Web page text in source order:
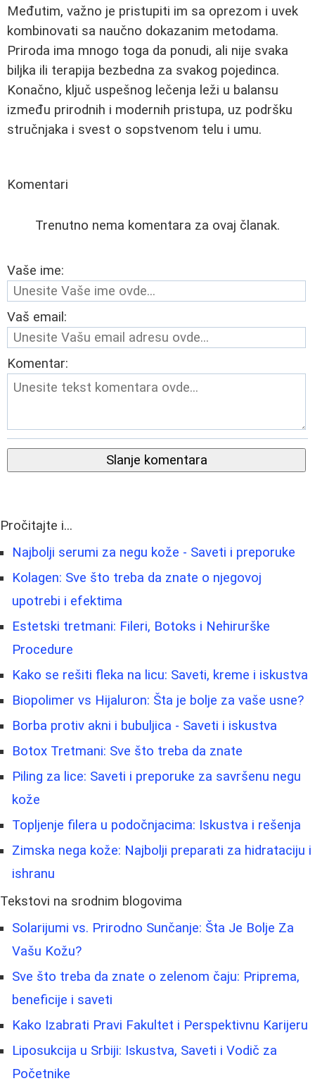
Međutim, važno je pristupiti im sa oprezom i uvek
kombinovati sa naučno dokazanim metodama.
Priroda ima mnogo toga da ponudi, ali nije svaka
biljka ili terapija bezbedna za svakog pojedinca.
Konačno, ključ uspešnog lečenja leži u balansu
između prirodnih i modernih pristupa, uz podršku
stručnjaka i svest o sopstvenom telu i umu.
Komentari
Trenutno nema komentara za ovaj članak.
Vaše ime:
Vaš email:
Komentar:
Slanje komentara
Pročitajte i...
Najbolji serumi za negu kože - Saveti i preporuke
Kolagen: Sve što treba da znate o njegovoj
upotrebi i efektima
Estetski tretmani: Fileri, Botoks i Nehirurške
Procedure
Kako se rešiti fleka na licu: Saveti, kreme i iskustva
Biopolimer vs Hijaluron: Šta je bolje za vaše usne?
Borba protiv akni i bubuljica - Saveti i iskustva
Botox Tretmani: Sve što treba da znate
Piling za lice: Saveti i preporuke za savršenu negu
kože
Topljenje filera u podočnjacima: Iskustva i rešenja
Zimska nega kože: Najbolji preparati za hidrataciju i
ishranu
Tekstovi na srodnim blogovima
Solarijumi vs. Prirodno Sunčanje: Šta Je Bolje Za
Vašu Kožu?
Sve što treba da znate o zelenom čaju: Priprema,
beneficije i saveti
Kako Izabrati Pravi Fakultet i Perspektivnu Karijeru
Liposukcija u Srbiji: Iskustva, Saveti i Vodič za
Početnike